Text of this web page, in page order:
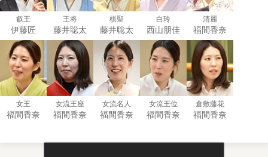
叡王
伊藤匠
王将
藤井聡太
棋聖
藤井聡太
白玲
西山朋佳
清麗
福間香奈
女王
福間香奈
女流王座
福間香奈
女流名人
福間香奈
女流王位
福間香奈
倉敷藤花
福間香奈